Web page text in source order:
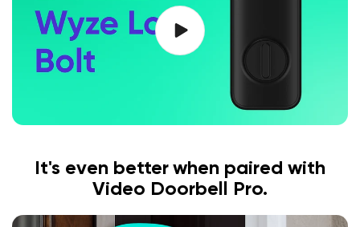
It's even better when paired with
Video Doorbell Pro.